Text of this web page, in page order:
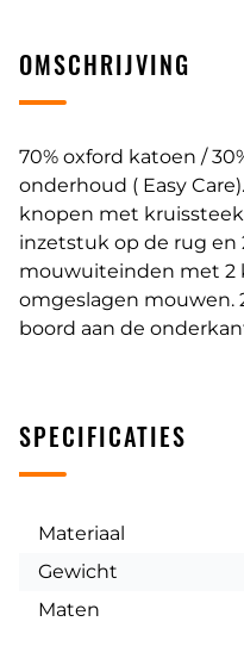
OMSCHRIJVING
70% oxford katoen /
onderhoud ( Easy
knopen met
inzetstuk op de rug en
mouwuiteinden met 2
omgeslagen mouwen.
boord aan de
SPECIFICATIES
Materiaal
Gewicht
Maten